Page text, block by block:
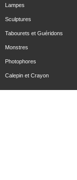
Lampes
Sculptures
Tabourets et Guéridons
Monstres
Photophores
Calepin et Crayon